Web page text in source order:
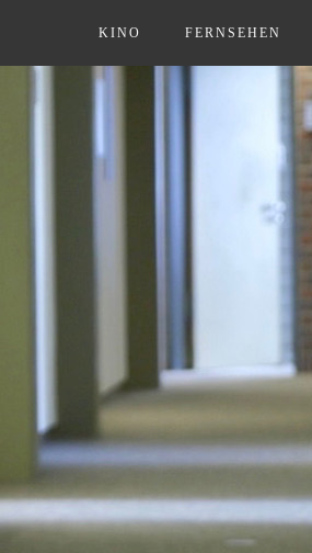
KINO FERNSEHEN